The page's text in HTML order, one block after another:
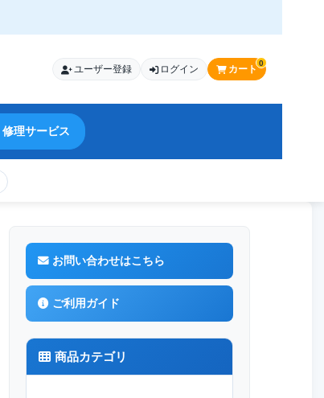
ユーザー登録 ログイン カート
0
修理サービス
お問い合わせはこちら
ご利用ガイド
商品カテゴリ